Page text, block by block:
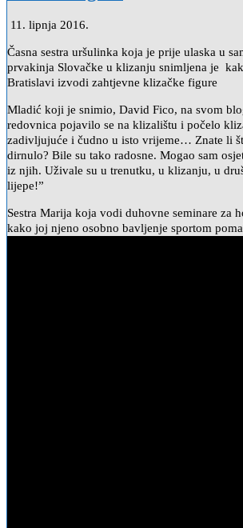
11. lipnja 2016.
Časna sestra uršulinka koja je prije ulaska u
prvakinja Slovačke u klizanju snimljena je
Bratislavi izvodi zahtjevne klizačke figure
Mladić koji je snimio, David Fico, na svom
redovnica pojavilo se na klizalištu i počelo
zadivljujuće i čudno u isto vrijeme… Znate li
dirnulo? Bile su tako radosne. Mogao sam
iz njih. Uživale su u trenutku, u klizanju, u
lijepe!”
Sestra Marija koja vodi duhovne seminare za
kako joj njeno osobno bavljenje sportom